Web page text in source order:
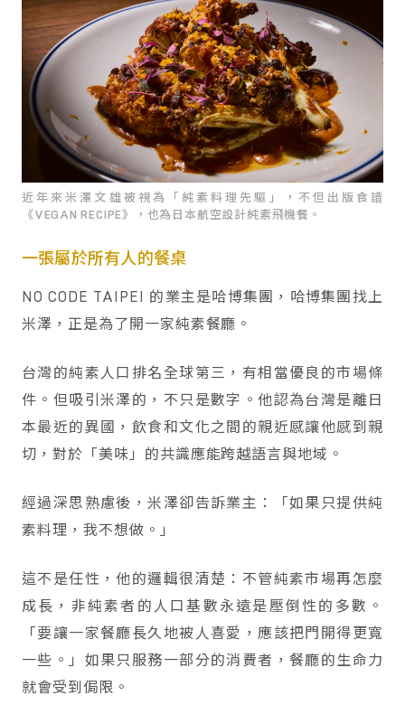
近年來米澤文雄被視為「純素料理先驅」，不但出版食譜
《VEGAN RECIPE》，也為日本航空設計純素飛機餐。
一張屬於所有人的餐桌
NO CODE TAIPEI 的業主是哈博集團，哈博集團找上
米澤，正是為了開一家純素餐廳。
台灣的純素人口排名全球第三，有相當優良的市場條
件。但吸引米澤的，不只是數字。他認為台灣是離日
本最近的異國，飲食和文化之間的親近感讓他感到親
切，對於「美味」的共識應能跨越語言與地域。
經過深思熟慮後，米澤卻告訴業主：「如果只提供純
素料理，我不想做。」
這不是任性，他的邏輯很清楚：不管純素市場再怎麼
成長，非純素者的人口基數永遠是壓倒性的多數。
「要讓一家餐廳長久地被人喜愛，應該把門開得更寬
一些。」如果只服務一部分的消費者，餐廳的生命力
就會受到侷限。